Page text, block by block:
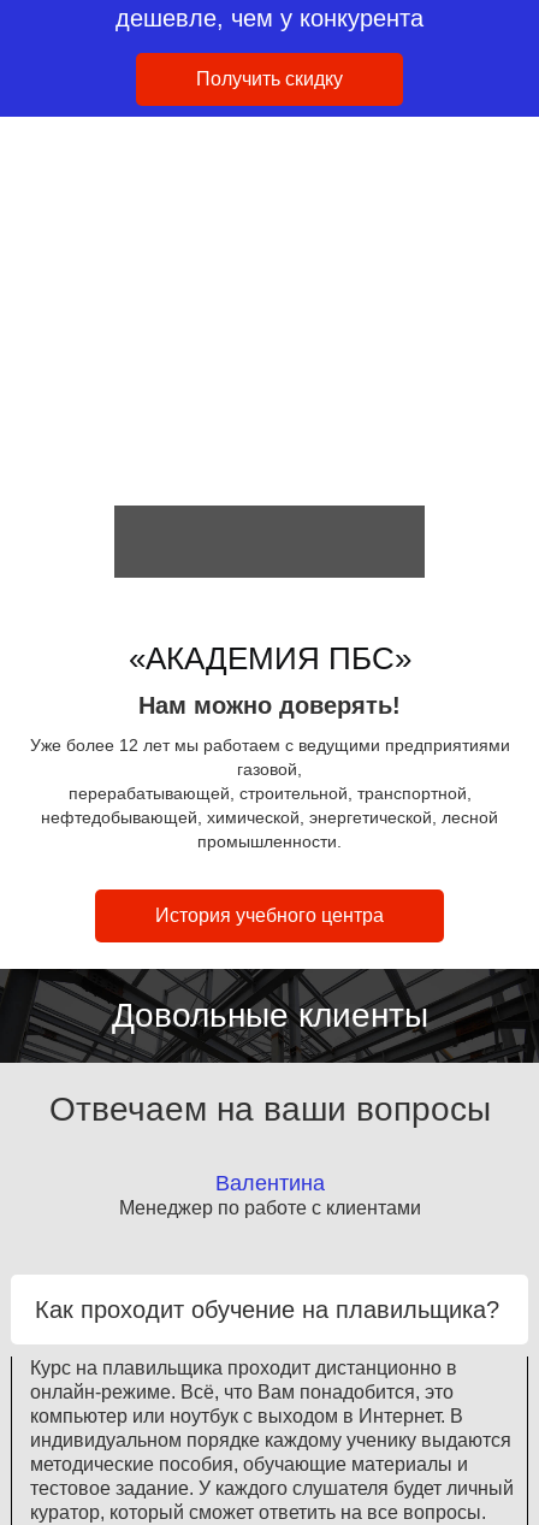
дешевле, чем у конкурента
Получить скидку
«АКАДЕМИЯ ПБС»
Нам можно доверять!
Уже более 12 лет мы работаем с ведущими предприятиями
газовой,
перерабатывающей, строительной, транспортной,
нефтедобывающей, химической, энергетической, лесной
промышленности.
История учебного центра
Довольные клиенты
Отвечаем на ваши вопросы
Валентина
Менеджер по работе с клиентами
Как проходит обучение на плавильщика?
Курс на плавильщика проходит дистанционно в
онлайн-режиме. Всё, что Вам понадобится, это
компьютер или ноутбук с выходом в Интернет. В
индивидуальном порядке каждому ученику выдаются
методические пособия, обучающие материалы и
тестовое задание. У каждого слушателя будет личный
куратор, который сможет ответить на все вопросы.